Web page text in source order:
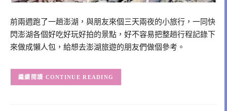
前兩週跑了一趟澎湖，與朋友來個三天兩夜的小旅行，一同快
閃澎湖各個好吃好玩好拍的景點，好不容易把整趟行程記錄下
來做成懶人包，給想去澎湖旅遊的朋友們做個參考。
CONTINUE READING